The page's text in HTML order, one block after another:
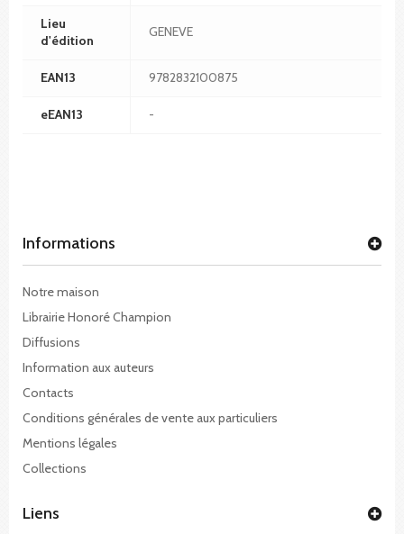
Lieu
d'édition
GENEVE
EAN13 9782832100875
eEAN13 -
Informations
Notre maison
Librairie Honoré Champion
Diffusions
Information aux auteurs
Contacts
Conditions générales de vente aux particuliers
Mentions légales
Collections
Liens